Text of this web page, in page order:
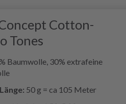
Cotton-
Tones
Baumwolle, 30% extrafeine
50 g = ca 105 Meter